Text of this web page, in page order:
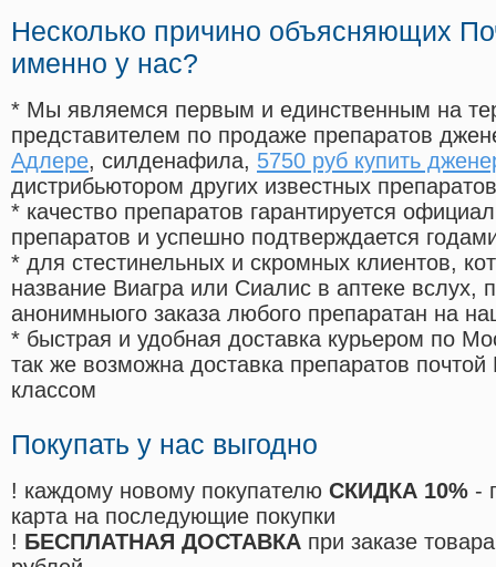
Несколько причино объясняющих
именно у нас?
* Мы являемся первым и единственным на
представителем по продаже препаратов
Адлере, силденафила, 5750 руб купить
дистрибьютором других известных препаратов
* качество препаратов гарантируется
препаратов и успешно подтверждается
* для стестинельных и скромных клиентов,
название Виагра или Сиалис в аптеке вслух,
анонимныого заказа любого препаратан на
* быстрая и удобная доставка курьером по
так же возможна доставка препаратов
классом
Покупать у нас выгодно
! каждому новому покупателю СКИДКА 10% -
карта на последующие покупки
! БЕСПЛАТНАЯ ДОСТАВКА при заказе